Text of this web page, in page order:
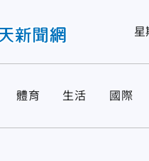
星
體育 生活 國際